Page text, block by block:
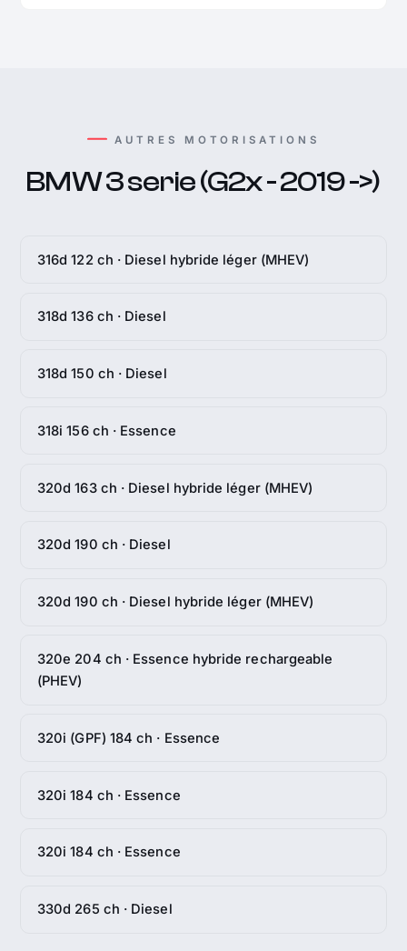
AUTRES MOTORISATIONS
BMW 3 serie (G2x - 2019 ->)
316d 122 ch · Diesel hybride léger (MHEV)
318d 136 ch · Diesel
318d 150 ch · Diesel
318i 156 ch · Essence
320d 163 ch · Diesel hybride léger (MHEV)
320d 190 ch · Diesel
320d 190 ch · Diesel hybride léger (MHEV)
320e 204 ch · Essence hybride rechargeable
(PHEV)
320i (GPF) 184 ch · Essence
320i 184 ch · Essence
320i 184 ch · Essence
330d 265 ch · Diesel